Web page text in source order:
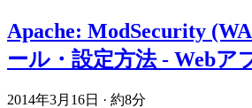
Apache: ModSecurity
ール・設定方法 - Webア
2014年3月16日 · 約8分